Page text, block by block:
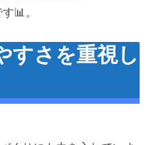
📊。
さを重視し